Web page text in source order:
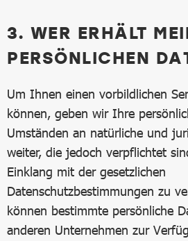
3. WER ERHÄLT
PERSÖNLICHEN
Um Ihnen einen vorbildlichen
können, geben wir Ihre
Umständen an natürliche und
weiter, die jedoch verpflichtet
Einklang mit der gesetzlichen
Datenschutzbestimmungen zu
können bestimmte persönliche
anderen Unternehmen zur